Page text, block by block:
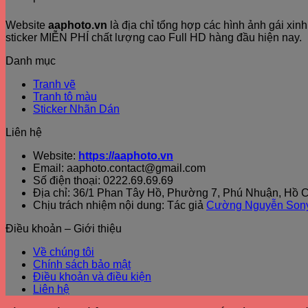
Website aaphoto.vn là địa chỉ tổng hợp các hình ảnh gái
sticker MIỄN PHÍ chất lượng cao Full HD hàng đầu hiện nay.
Danh mục
Tranh vẽ
Tranh tô màu
Sticker Nhãn Dán
Liên hệ
Website: https://aaphoto.vn
Email: aaphoto.contact@gmail.com
Số điện thoại: 0222.69.69.69
Địa chỉ: 36/1 Phan Tây Hồ, Phường 7, Phú Nhuận, Hồ
Chịu trách nhiệm nội dung: Tác giả Cường Nguyễn
Điều khoản – Giới thiệu
Về chúng tôi
Chính sách bảo mật
Điều khoản và điều kiện
Liên hệ